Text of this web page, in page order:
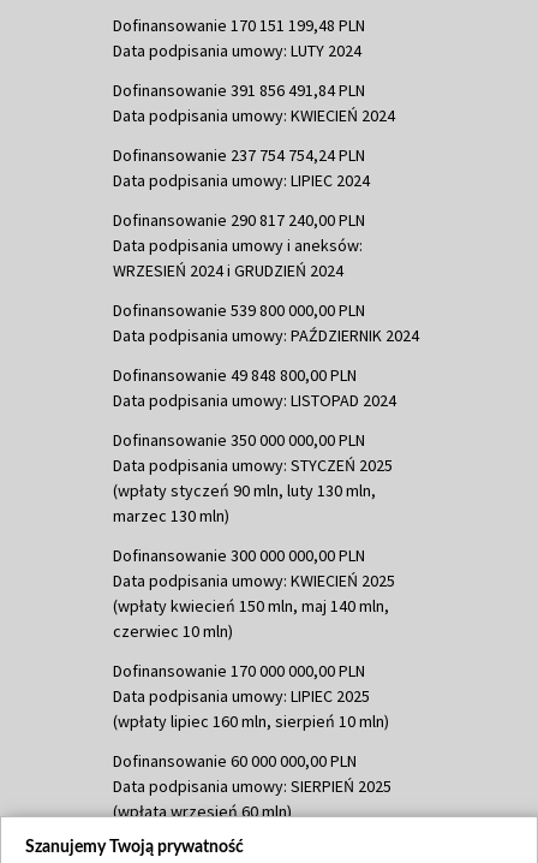
Dofinansowanie 170 151 199,48 PLN
Data podpisania umowy: LUTY 2024
Dofinansowanie 391 856 491,84 PLN
Data podpisania umowy: KWIECIEŃ 2024
Dofinansowanie 237 754 754,24 PLN
Data podpisania umowy: LIPIEC 2024
Dofinansowanie 290 817 240,00 PLN
Data podpisania umowy i aneksów:
WRZESIEŃ 2024 i GRUDZIEŃ 2024
Dofinansowanie 539 800 000,00 PLN
Data podpisania umowy: PAŹDZIERNIK 2024
Dofinansowanie 49 848 800,00 PLN
Data podpisania umowy: LISTOPAD 2024
Dofinansowanie 350 000 000,00 PLN
Data podpisania umowy: STYCZEŃ 2025
(wpłaty styczeń 90 mln, luty 130 mln,
marzec 130 mln)
Dofinansowanie 300 000 000,00 PLN
Data podpisania umowy: KWIECIEŃ 2025
(wpłaty kwiecień 150 mln, maj 140 mln,
czerwiec 10 mln)
Dofinansowanie 170 000 000,00 PLN
Data podpisania umowy: LIPIEC 2025
(wpłaty lipiec 160 mln, sierpień 10 mln)
Dofinansowanie 60 000 000,00 PLN
Data podpisania umowy: SIERPIEŃ 2025
(wpłata wrzesień 60 mln)
Dofinansowanie 635 783 051,21 PLN
Szanujemy Twoją prywatność